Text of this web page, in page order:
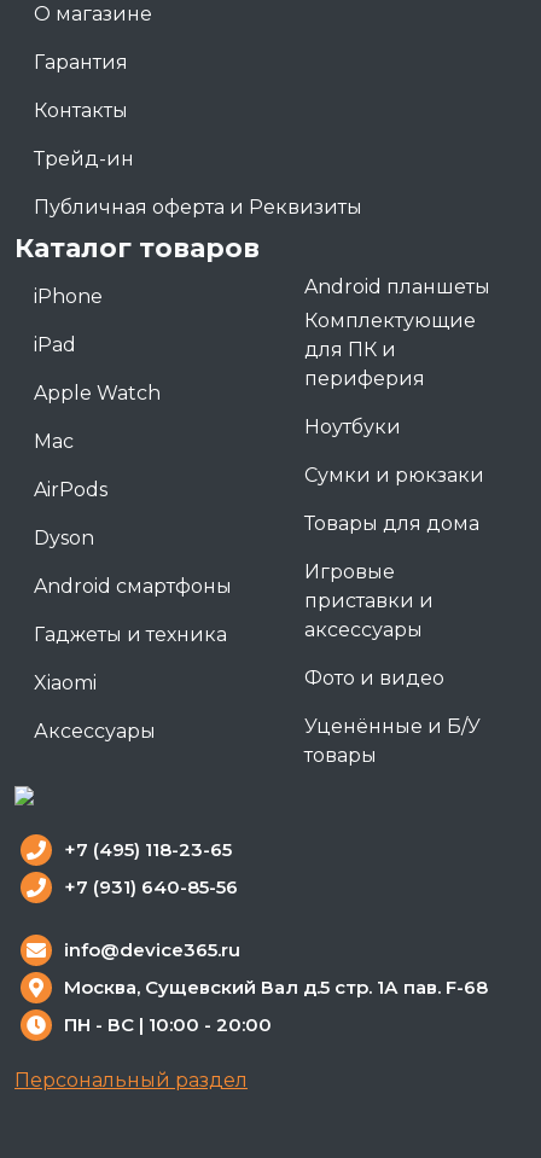
О магазине
Гарантия
Контакты
Трейд-ин
Публичная оферта и Реквизиты
Каталог товаров
iPhone
iPad
Apple Watch
Mac
AirPods
Dyson
Android смартфоны
Гаджеты и техника
Xiaomi
Аксессуары
Android планшеты
Комплектующие
для ПК и
периферия
Ноутбуки
Сумки и рюкзаки
Товары для дома
Игровые
приставки и
аксессуары
Фото и видео
Уценённые и Б/У
товары
+7 (495) 118-23-65
+7 (931) 640-85-56
info@device365.ru
Москва, Сущевский Вал д.5 стр. 1А пав. F-68
ПН - ВС | 10:00 - 20:00
Персональный раздел